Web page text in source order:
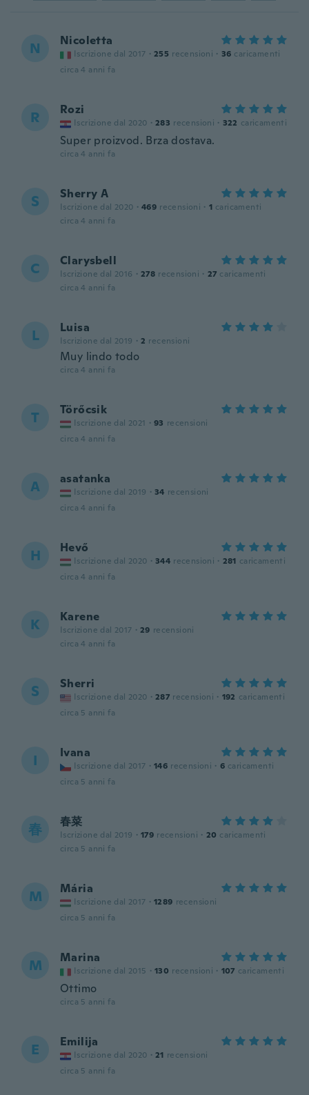
N Nicoletta
Iscrizione dal 2017 · 255 recensioni · 36 caricamenti
circa 4 anni fa
R Rozi
Iscrizione dal 2020 · 283 recensioni · 322 caricamenti
Super proizvod. Brza dostava.
circa 4 anni fa
S Sherry A
Iscrizione dal 2020 · 469 recensioni · 1 caricamenti
circa 4 anni fa
C Clarysbell
Iscrizione dal 2016 · 278 recensioni · 27 caricamenti
circa 4 anni fa
L Luisa
Iscrizione dal 2019 · 2 recensioni
Muy lindo todo
circa 4 anni fa
T Törőcsik
Iscrizione dal 2021 · 93 recensioni
circa 4 anni fa
A asatanka
Iscrizione dal 2019 · 34 recensioni
circa 4 anni fa
H Hevő
Iscrizione dal 2020 · 344 recensioni · 281 caricamenti
circa 4 anni fa
K Karene
Iscrizione dal 2017 · 29 recensioni
circa 4 anni fa
S Sherri
Iscrizione dal 2020 · 287 recensioni · 192 caricamenti
circa 5 anni fa
I Ivana
Iscrizione dal 2017 · 146 recensioni · 6 caricamenti
circa 5 anni fa
春 春菜
Iscrizione dal 2019 · 179 recensioni · 20 caricamenti
circa 5 anni fa
M Mária
Iscrizione dal 2017 · 1289 recensioni
circa 5 anni fa
M Marina
Iscrizione dal 2015 · 130 recensioni · 107 caricamenti
Ottimo
circa 5 anni fa
E Emilija
Iscrizione dal 2020 · 21 recensioni
circa 5 anni fa